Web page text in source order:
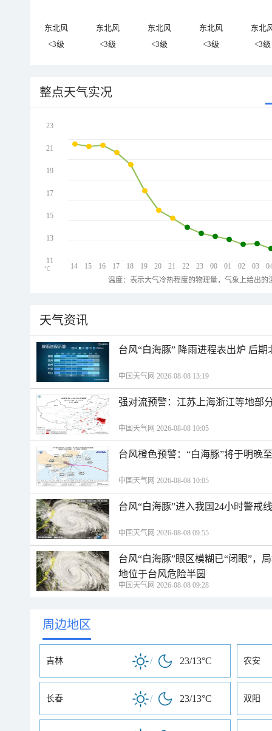
东北风 东北风 东北风 东北风
东北
<3级
<3级 <3级 <3级 <3级
整点天气实况
14 15 16 17 18 19 20 21 22 23 00 01 02 03
23
21
19
17
15
13
11
℃
温度：表示大气冷热程度的物理量，气象上给出
天气资讯
台风“白海豚” 降雨进程表出炉 后
中国天气网 2026-08-08 13:19
强对流预警：江苏上海浙江等地部
中国天气网 2026-08-08 10:05
台风橙色预警：“白海豚”将于明晚
中国天气网 2026-08-08 10:05
台风“白海豚”进入我国24小时警戒
中国天气网 2026-08-08 09:55
台风“白海豚”眼区模糊已“闭眼”，
地位于台风危险半圆
中国天气网 2026-08-08 09:28
周边地区
吉林 / 23/13°C 农安
长春 / 23/13°C 双阳